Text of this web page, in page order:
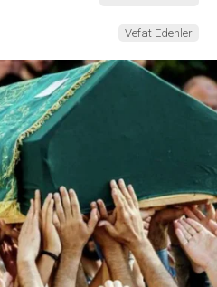
Vefat Edenler